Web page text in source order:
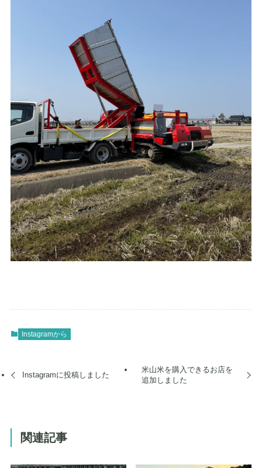
Instagramから
Instagramに投稿しました
米山米を購入できるお店を
追加しました
関連記事